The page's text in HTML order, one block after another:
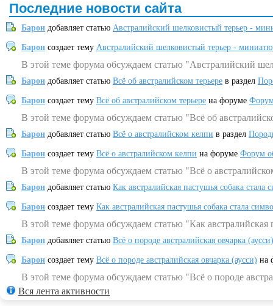
Последние новости сайта
Барон добавляет статью Австралийский шелковистый терьер -
Барон создает тему Австралийский шелковистый терьер -
В этой теме форума обсуждаем статью "Австралийский
Барон добавляет статью Всё об австралийском терьере в раздел
Барон создает тему Всё об австралийском терьере на форуме
В этой теме форума обсуждаем статью "Всё об
Барон добавляет статью Всё о австралийском келпи в раздел
Барон создает тему Всё о австралийском келпи на форуме Форум
В этой теме форума обсуждаем статью "Всё о
Барон добавляет статью Как австралийская пастушья собака
Барон создает тему Как австралийская пастушья собака стала
В этой теме форума обсуждаем статью "Как
Барон добавляет статью Всё о породе австралийская овчарка (аусси)
Барон создает тему Всё о породе австралийская овчарка (аусси) на
В этой теме форума обсуждаем статью "Всё о породе
Вся лента активности